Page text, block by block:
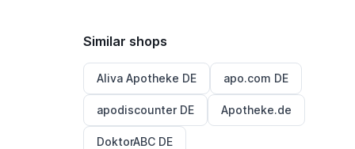
Similar shops
Aliva Apotheke DE apo.com DE
apodiscounter DE Apotheke.de
DoktorABC DE